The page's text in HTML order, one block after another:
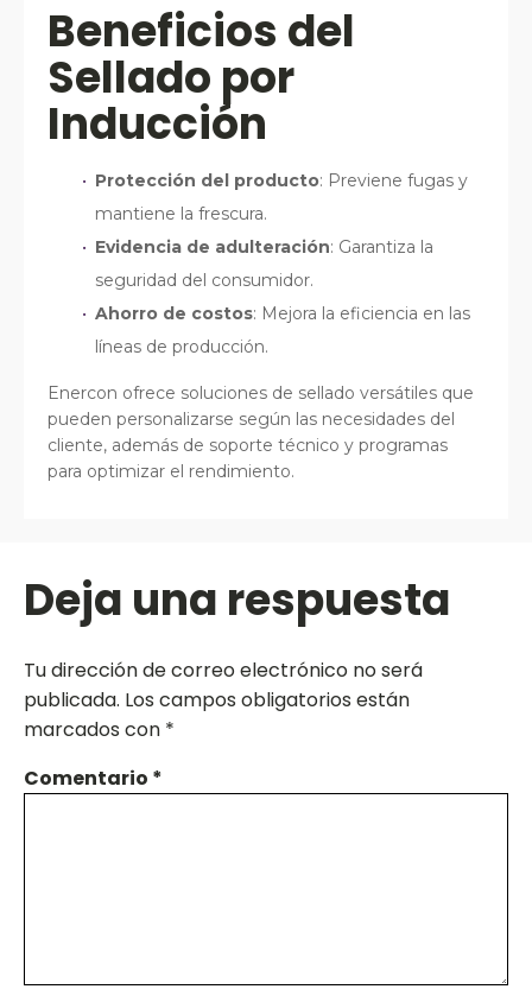
Beneficios del
Sellado por
Inducción
Protección del producto: Previene fugas y
mantiene la frescura.
Evidencia de adulteración: Garantiza la
seguridad del consumidor.
Ahorro de costos: Mejora la eficiencia en las
líneas de producción.
Enercon ofrece soluciones de sellado versátiles que
pueden personalizarse según las necesidades del
cliente, además de soporte técnico y programas
para optimizar el rendimiento.
Deja una respuesta
Tu dirección de correo electrónico no será
publicada. Los campos obligatorios están
marcados con *
Comentario *